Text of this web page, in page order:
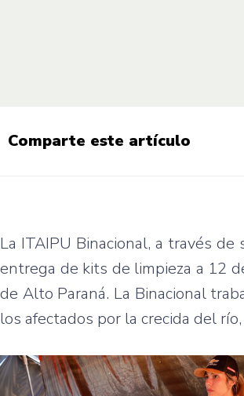
Comparte este artículo
La ITAIPU Binacional, a través
entrega de kits de limpieza a 12
de Alto Paraná. La Binacional
los afectados por la crecida del